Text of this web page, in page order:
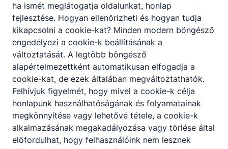
Kecskeméti SZC Gáspár András
Technikum
ha ismét meglátogatja oldalunkat, honlap
fejlesztése. Hogyan ellenőrizheti és hogyan tudja
kikapcsolni a cookie-kat? Minden modern böngésző
engedélyezi a cookie-k beállításának a
változtatását. A legtöbb böngésző
alapértelmezettként automatikusan elfogadja a
cookie-kat, de ezek általában megváltoztathatók.
Felhívjuk figyelmét, hogy mivel a cookie-k célja
honlapunk használhatóságának és folyamatainak
megkönnyítése vagy lehetővé tétele, a cookie-k
alkalmazásának megakadályozása vagy törlése által
előfordulhat, hogy felhasználóink nem lesznek